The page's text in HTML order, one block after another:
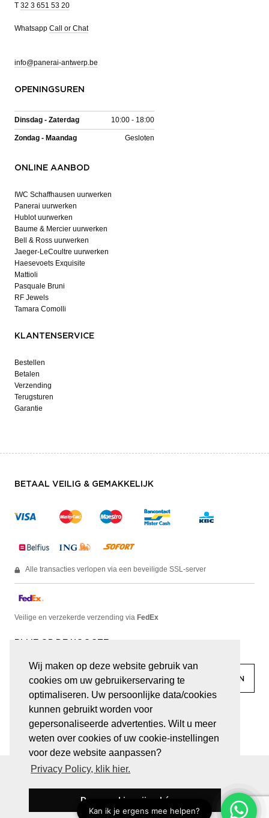
Wij maken op deze website gebruik van
cookies om uw gebruikerservaring te
optimaliseren. Uw persoonlijke data/cookies
kunnen gebruikt worden voor
gepersonaliseerde advertenties. Wilt u meer
weten over cookies of uw cookie-instellingen
voor deze website aanpassen?
Privacy Policy, klik hier.
Deze cookies zijn oké
T 32 3 651 53 20
Whatsapp Call or Chat
info@panerai-antwerp.be
OPENINGSUREN
Dinsdag - Zaterdag 10:00 - 18:00
Zondag - Maandag Gesloten
ONLINE AANBOD
IWC Schaffhausen uurwerken
Panerai uurwerken
Hublot uurwerken
Baume & Mercier uurwerken
Bell & Ross uurwerken
Jaeger-LeCoultre uurwerken
Haesevoets Exquisite
Mattioli
Pasquale Bruni
RF Jewels
Tamara Comolli
KLANTENSERVICE
Bestellen
Betalen
Verzending
Terugsturen
Garantie
BETAAL VEILIG & GEMAKKELIJK
Alle transacties verlopen via een beveiligde SSL-server
Veilige en verzekerde verzending via FedEx
facebook linkedin
© JUWELEN HAESEVOETS 2026